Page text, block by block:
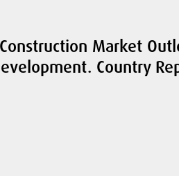
Market
Country